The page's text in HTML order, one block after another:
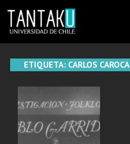
content
ETIQUETA: CARLOS CAROCA